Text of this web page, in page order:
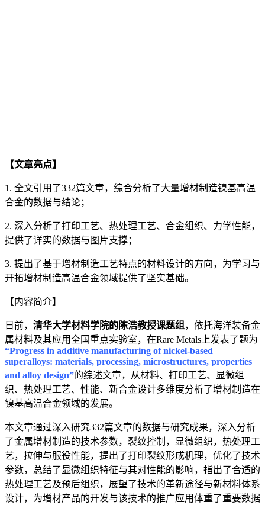
【文章亮点】
1. 全文引用了332篇文章，综合分析了大量增材制造镍基高温
合金的数据与结论；
2. 深入分析了打印工艺、热处理工艺、合金组织、力学性能，
提供了详实的数据与图片支撑；
3. 提出了基于增材制造工艺特点的材料设计的方向，为学习与
开拓增材制造高温合金领域提供了坚实基础。
【内容简介】
日前， 清华大学材料学院的陈浩教授课题组，依托海洋装备金
属材料及其应用全国重点实验室，在Rare Metals上发表了题为
“Progress in additive manufacturing of nickel-based
superalloys: materials, processing, microstructures, properties
and alloy design”的综述文章，从材料、打印工艺、显微组
织、热处理工艺、性能、新合金设计多维度分析了增材制造在
镍基高温合金领域的发展。
本文章通过深入研究332篇文章的数据与研究成果，深入分析
了金属增材制造的技术参数，裂纹控制，显微组织，热处理工
艺，拉伸与服役性能，提出了打印裂纹形成机理，优化了技术
参数，总结了显微组织特征与其对性能的影响，指出了合适的
热处理工艺及预后组织，展望了技术的革新途径与新材料体系
设计，为增材产品的开发与该技术的推广应用体重了重要数据